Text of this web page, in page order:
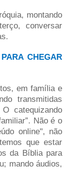
montando
conversar
CHEGAR
em família e
transmitidas
catequizando
Não é o
online", não
que estar
da Bíblia para
mando áudios,